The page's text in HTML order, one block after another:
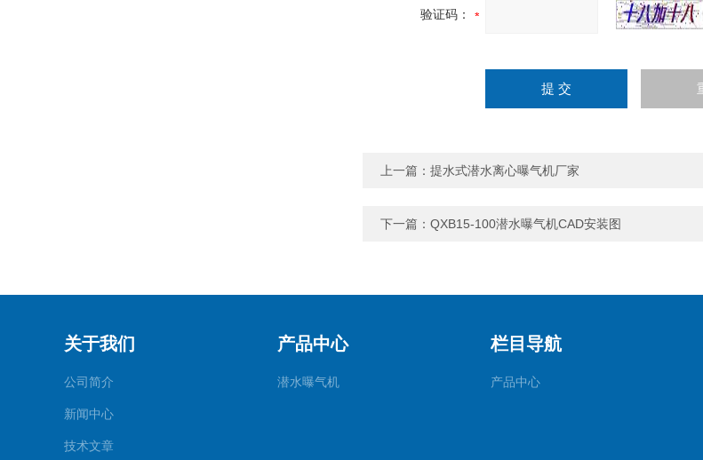
验证码：
上一篇： 提水式潜水离心曝气机厂家
下一篇： QXB15-100潜水曝气机CAD安装图
关于我们
公司简介
新闻中心
技术文章
产品中心
潜水曝气机
栏目导航
产品中心